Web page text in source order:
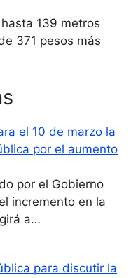
139 metros
371 pesos más
el 10 de marzo la
por el aumento
por el Gobierno
incremento en la
a…
para discutir la